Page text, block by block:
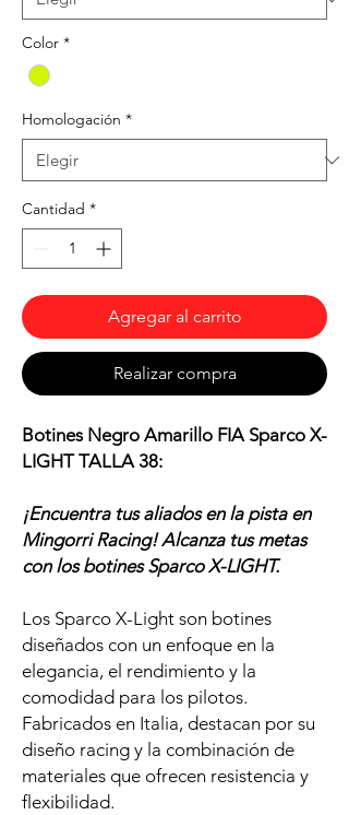
Color *
Homologación *
Cantidad *
Agregar al carrito
Realizar compra
Botines Negro Amarillo FIA Sparco X-
LIGHT TALLA 38:
¡Encuentra tus aliados en la pista en
Mingorri Racing! Alcanza tus metas
con los botines Sparco X-LIGHT.
Los Sparco X-Light son botines
diseñados con un enfoque en la
elegancia, el rendimiento y la
comodidad para los pilotos.
Fabricados en Italia, destacan por su
diseño racing y la combinación de
materiales que ofrecen resistencia y
flexibilidad.